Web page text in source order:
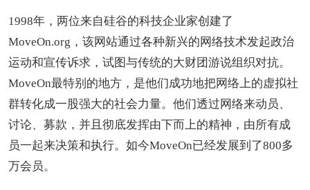
1998年，两位来自硅谷的科技企业家创建了
MoveOn.org，该网站通过各种新兴的网络技术发起政治
运动和宣传诉求，试图与传统的大财团游说组织对抗。
MoveOn最特别的地方，是他们成功地把网络上的虚拟社
群转化成一股强大的社会力量。他们透过网络来动员、
讨论、募款，并且彻底发挥由下而上的精神，由所有成
员一起来决策和执行。如今MoveOn已经发展到了800多
万会员。